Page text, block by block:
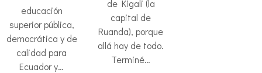
educación
superior pública,
democrática y de
calidad para
Ecuador y…
de Kigali (la
capital de
Ruanda), porque
allá hay de todo.
Terminé…